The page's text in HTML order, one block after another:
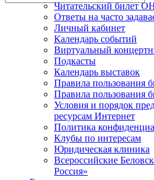
Читательский билет
Ответы на часто
Личный кабинет
Календарь событий
Виртуальный
Подкасты
Календарь выставок
Правила пользования
Правила пользования
Условия и порядок
ресурсам Интернет
Политика
Клубы по интересам
Юридическая клиника
Всероссийские
Россия»